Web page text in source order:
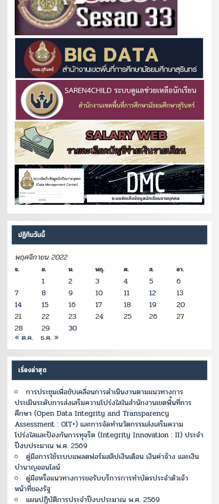
ปฏิทินวันนี้
พฤศจิกายน 2022
จ. อ. พ. พฤ. ศ. ส. อา.
1 2 3 4 5
6
7
8 9 10 11 12
13
14
15 16 17 18 19
20
21
22 23 24 25 26
27
28
29 30
« ต.ค. ธ.ค. »
เรื่องล่าสุด
การประชุมเพื่อขับเคลื่อนการดำเนินงานตามแนวทางการ
ประเมินระดับการส่งเสริมความโปร่งใสในสำนักงานเขตพื้นที่การ
ศึกษา (Open Data Integrity and Transparency
Assessment : OIT+) และการจัดทำนวัตกรรมส่งเสริมความ
โปร่งใสและป้องกันการทุจริต (Integrity Innovation : II) ประจำ
ปีงบประมาณ พ.ศ. 2569
คู่มือการใช้ระบบแพลตฟอร์มสลิปเงินเดือน เงินค่าจ้าง และเงิน
บำนาญออนไลน์
คู่มือหรือแนวทางการขอรับบริการการทำบัตรประจำตัวเจ้า
หน้าที่ของรัฐ
แผนปฏิบัติการประจำปีงบประมาณ พ.ศ. 2569